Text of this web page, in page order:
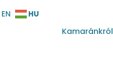
EN HU
Kamaránkról